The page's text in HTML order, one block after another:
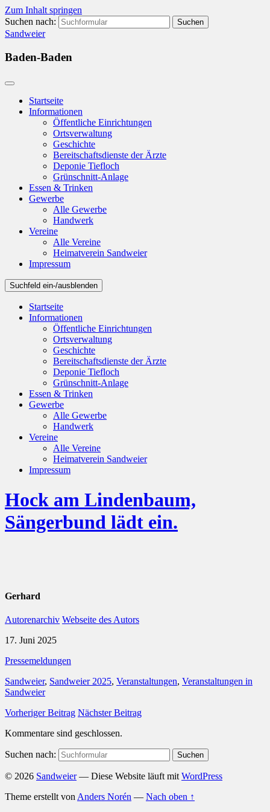
Zum Inhalt springen
Suchen nach:
Sandweier
Baden-Baden
Startseite
Informationen
Öffentliche Einrichtungen
Ortsverwaltung
Geschichte
Bereitschaftsdienste der Ärzte
Deponie Tiefloch
Grünschnitt-Anlage
Essen & Trinken
Gewerbe
Alle Gewerbe
Handwerk
Vereine
Alle Vereine
Heimatverein Sandweier
Impressum
Suchfeld ein-/ausblenden
Startseite
Informationen
Öffentliche Einrichtungen
Ortsverwaltung
Geschichte
Bereitschaftsdienste der Ärzte
Deponie Tiefloch
Grünschnitt-Anlage
Essen & Trinken
Gewerbe
Alle Gewerbe
Handwerk
Vereine
Alle Vereine
Heimatverein Sandweier
Impressum
Hock am Lindenbaum,
Sängerbund lädt ein.
Gerhard
Autorenarchiv Webseite des Autors
17. Juni 2025
Pressemeldungen
Sandweier, Sandweier 2025, Veranstaltungen, Veranstaltungen in
Sandweier
Vorheriger Beitrag Nächster Beitrag
Kommentare sind geschlossen.
Suchen nach:
© 2026 Sandweier— Diese Website läuft mit WordPress
Theme erstellt von Anders Norén — Nach oben ↑